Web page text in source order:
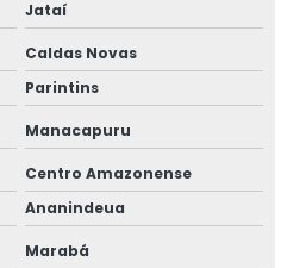
Jataí
Caldas Novas
Parintins
Manacapuru
Centro Amazonense
Ananindeua
Marabá